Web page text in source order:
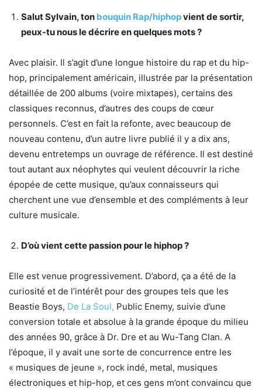
Salut Sylvain, ton bouquin Rap/hiphopvient de sortir,
peux-tu nous le décrire en quelques mots ?
Avec plaisir. Il s’agit d’une longue histoire du rap et du hip-
hop, principalement américain, illustrée par la présentation
détaillée de 200 albums (voire mixtapes), certains des
classiques reconnus, d’autres des coups de cœur
personnels. C’est en fait la refonte, avec beaucoup de
nouveau contenu, d’un autre livre publié il y a dix ans,
devenu entretemps un ouvrage de référence. Il est destiné
tout autant aux néophytes qui veulent découvrir la riche
épopée de cette musique, qu’aux connaisseurs qui
cherchent une vue d’ensemble et des compléments à leur
culture musicale.
D’où vient cette passion pour le hiphop ?
Elle est venue progressivement. D’abord, ça a été de la
curiosité et de l’intérêt pour des groupes tels que les
Beastie Boys, De La Soul, Public Enemy, suivie d’une
conversion totale et absolue à la grande époque du milieu
des années 90, grâce à Dr. Dre et au Wu-Tang Clan. A
l’époque, il y avait une sorte de concurrence entre les
« musiques de jeune », rock indé, metal, musiques
électroniques et hip-hop, et ces gens m’ont convaincu que